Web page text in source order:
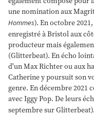
une nomination aux
Hommes). En octobre
enregistré à Bristol aux
producteur mais
(Glitterbeat). En écho
d'un Max Richter ou aux
Catherine y poursuit son
genre. En décembre 2021
avec Iggy Pop. De leurs
septembre sur Glitterbeat).